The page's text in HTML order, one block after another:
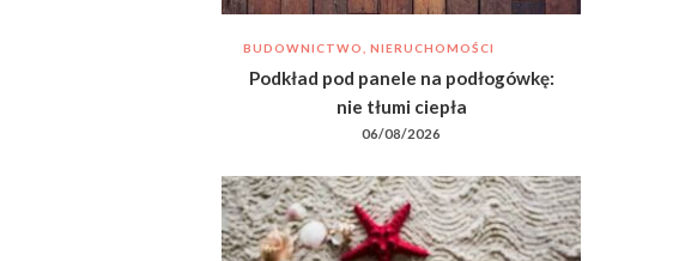
BUDOWNICTWO, NIERUCHOMOŚCI
Podkład pod panele na podłogówkę:
nie tłumi ciepła
06/08/2026